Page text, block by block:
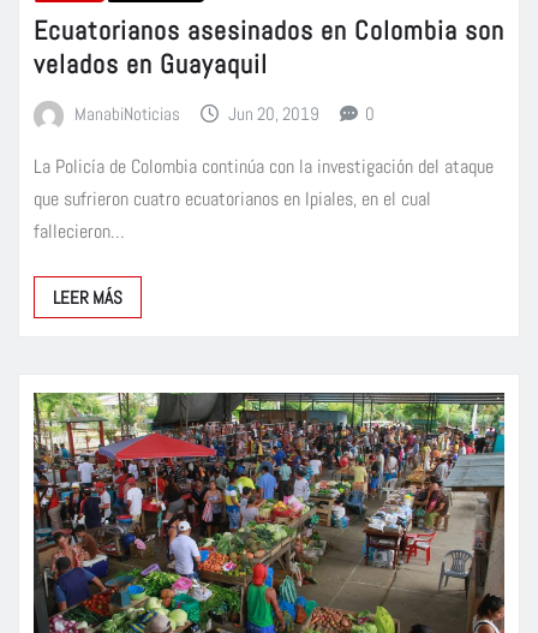
Ecuatorianos asesinados en Colombia son
velados en Guayaquil
ManabiNoticias Jun 20, 2019 0
La Policía de Colombia continúa con la investigación del ataque
que sufrieron cuatro ecuatorianos en Ipiales, en el cual
fallecieron…
LEER MÁS